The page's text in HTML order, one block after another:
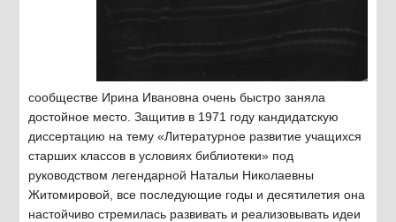
сообществе Ирина Ивановна очень быстро заняла
достойное место. Защитив в 1971 году кандидатскую
диссертацию на тему «Литературное развитие учащихся
старших классов в условиях библиотеки» под
руководством легендарной Натальи Николаевны
Житомировой, все последующие годы и десятилетия она
настойчиво стремилась развивать и реализовывать идеи